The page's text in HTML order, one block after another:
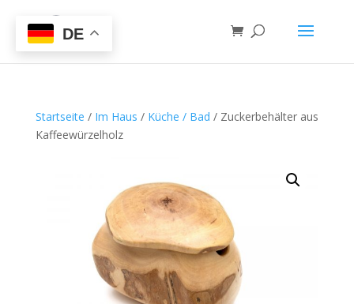
Startseite / Im Haus / Küche / Bad / Zuckerbehälter aus
Kaffeewürzelholz
DE